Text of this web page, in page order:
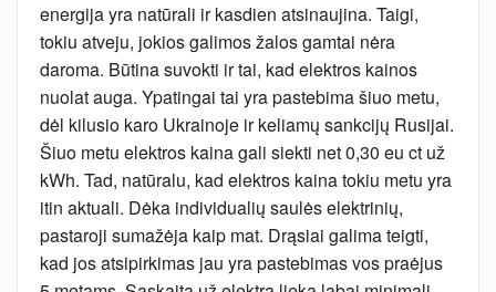
energija yra natūrali ir kasdien atsinaujina. Taigi,
tokiu atveju, jokios galimos žalos gamtai nėra
daroma. Būtina suvokti ir tai, kad elektros kainos
nuolat auga. Ypatingai tai yra pastebima šiuo metu,
dėl kilusio karo Ukrainoje ir keliamų sankcijų Rusijai.
Šiuo metu elektros kaina gali siekti net 0,30 eu ct už
kWh. Tad, natūralu, kad elektros kaina tokiu metu yra
itin aktuali. Dėka individualių saulės elektrinių,
pastaroji sumažėja kaip mat. Drąsiai galima teigti,
kad jos atsipirkimas jau yra pastebimas vos praėjus